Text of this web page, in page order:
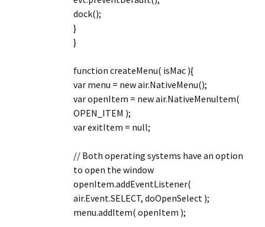
dock();
}
}
function createMenu( isMac ){
var menu = new air.NativeMenu();
var openItem = new air.NativeMenuItem(
OPEN_ITEM );
var exitItem = null;
// Both operating systems have an option
to open the window
openItem.addEventListener(
air.Event.SELECT, doOpenSelect );
menu.addItem( openItem );